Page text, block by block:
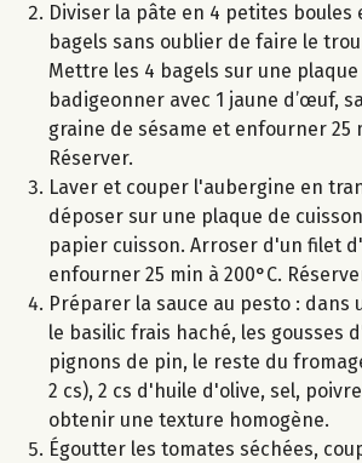
Diviser la pâte en 4 petites boules
bagels sans oublier de faire le
Mettre les 4 bagels sur une
badigeonner avec 1 jaune d’œuf,
graine de sésame et enfourner 25
Réserver.
Laver et couper l'aubergine en
déposer sur une plaque de
papier cuisson. Arroser d'un filet
enfourner 25 min à 200°C.
Préparer la sauce au pesto : dans
le basilic frais haché, les gousses
pignons de pin, le reste du
2 cs), 2 cs d'huile d'olive, sel,
obtenir une texture homogène.
Égoutter les tomates séchées,